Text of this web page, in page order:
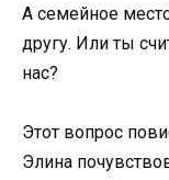
А семейное
другу. Или ты
нас?
Этот вопрос
Элина